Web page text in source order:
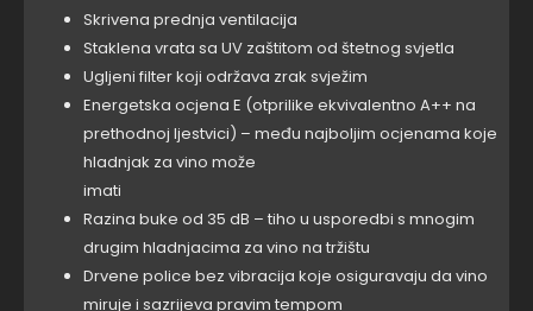
Skrivena prednja ventilacija
Staklena vrata sa UV zaštitom od štetnog svjetla
Ugljeni filter koji održava zrak svježim
Energetska ocjena E (otprilike ekvivalentno A++ na
prethodnoj ljestvici) – među najboljim ocjenama koje
hladnjak za vino može
imati
Razina buke od 35 dB – tiho u usporedbi s mnogim
drugim hladnjacima za vino na tržištu
Drvene police bez vibracija koje osiguravaju da vino
miruje i sazrijeva pravim tempom